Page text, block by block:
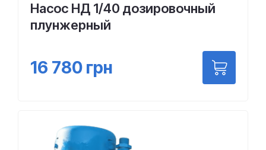
Насос НД 1/40 дозировочный
плунжерный
16 780 грн